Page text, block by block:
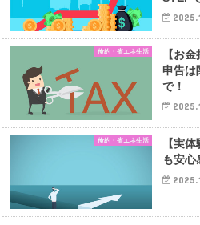
倹約・省エネ生活
【お
申告は
で！
倹約・省エネ生活
【実
も安心